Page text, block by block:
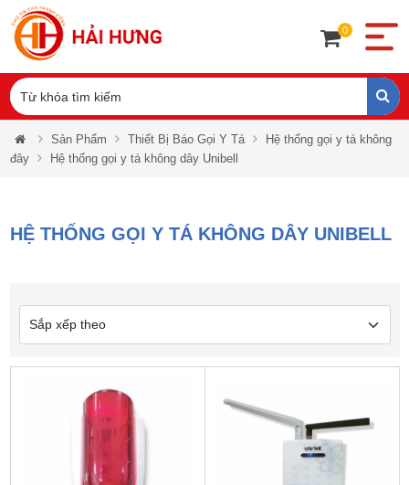
0
Sản Phẩm Thiết Bị Báo Gọi Y Tá
Hệ thống gọi y tá không
đây
Hệ thống gọi y tá không dây Unibell
HỆ THỐNG GỌI Y TÁ KHÔNG DÂY UNIBELL